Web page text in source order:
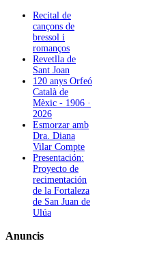
Recital de
cançons de
bressol i
romanços
Revetlla de
Sant Joan
120 anys Orfeó
Català de
Mèxic - 1906 ·
2026
Esmorzar amb
Dra. Diana
Vilar Compte
Presentación:
Proyecto de
recimentación
de la Fortaleza
de San Juan de
Ulúa
Anuncis